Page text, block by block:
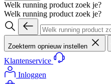
Welk running product zoek je?
Welk running product zoek je?
Zoekterm opnieuw instellen
Klantenservice
Inloggen